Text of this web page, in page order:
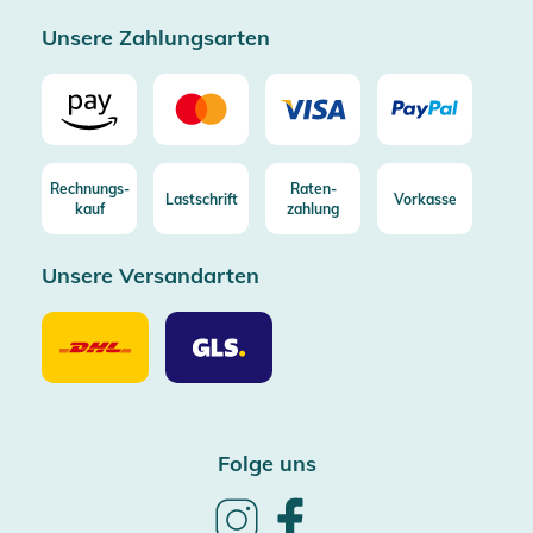
Unsere Zahlungsarten
Rechnungs-
kauf
Lastschrift
Raten-
zahlung
Vorkasse
Unsere Versandarten
Unsere
Versandarten
DHL
Unsere
Versandarten
GLS
Folge uns
Follow